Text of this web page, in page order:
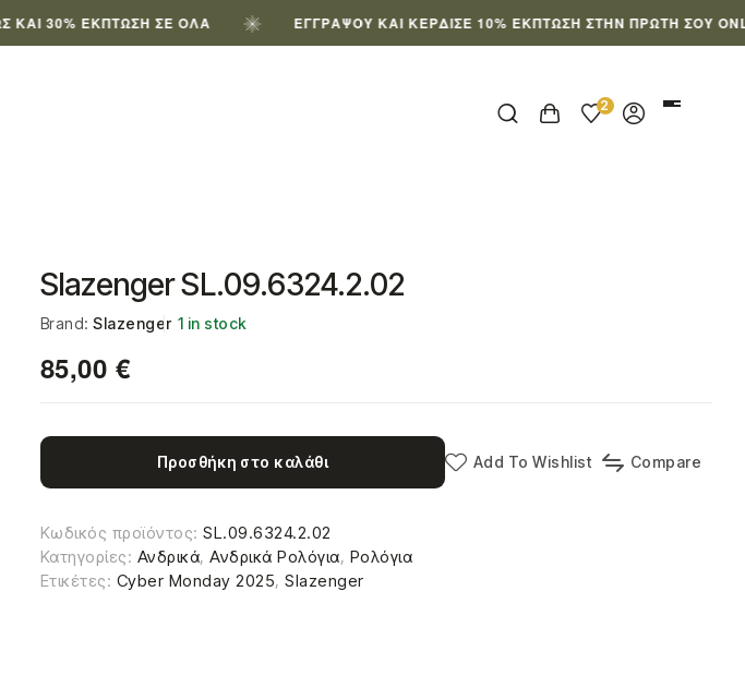
ΈΚΠΤΩΣΗ ΣΕ ΌΛΑ ΕΓΓΡΆΨΟΥ ΚΑΙ ΚΈΡΔΙΣΕ 10% ΈΚΠΤΩΣΗ ΣΤΗΝ ΠΡΏΤΗ ΣΟΥ ONLINE
2
Slazenger SL.09.6324.2.02
Brand:Slazenger 1 in stock
85,00 €
Προσθήκη στο καλάθι Add To Wishlist Compare
Κωδικός προϊόντος:SL.09.6324.2.02
Κατηγορίες: Ανδρικά,Ανδρικά Ρολόγια, Ρολόγια
Ετικέτες: Cyber Monday 2025,Slazenger